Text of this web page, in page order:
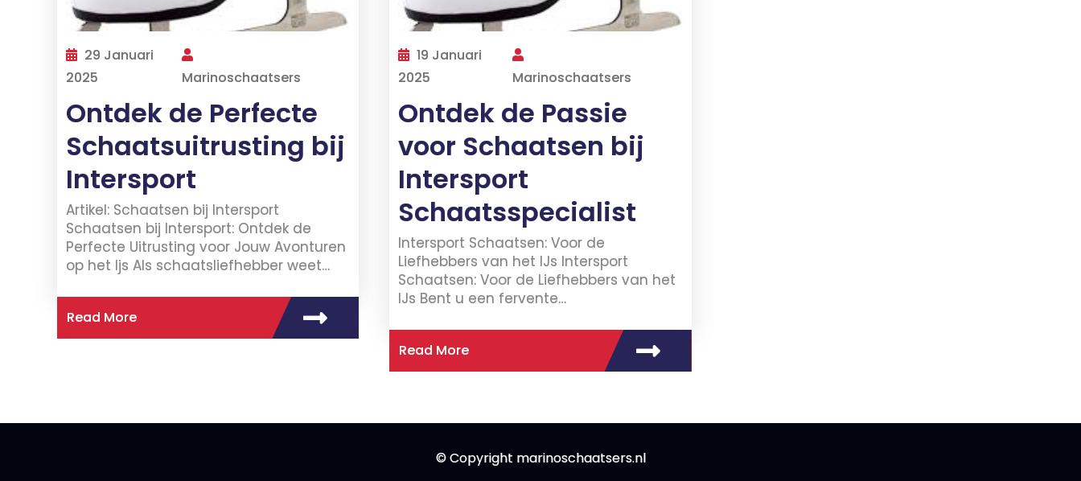
29 Januari
2025
Marinoschaatsers
Ontdek de Perfecte
Schaatsuitrusting bij
Intersport
Artikel: Schaatsen bij Intersport
Schaatsen bij Intersport: Ontdek de
Perfecte Uitrusting voor Jouw Avonturen
op het Ijs Als schaatsliefhebber weet…
Read More
19 Januari
2025
Marinoschaatsers
Ontdek de Passie
voor Schaatsen bij
Intersport
Schaatsspecialist
Intersport Schaatsen: Voor de
Liefhebbers van het IJs Intersport
Schaatsen: Voor de Liefhebbers van het
IJs Bent u een fervente…
Read More
© Copyright marinoschaatsers.nl